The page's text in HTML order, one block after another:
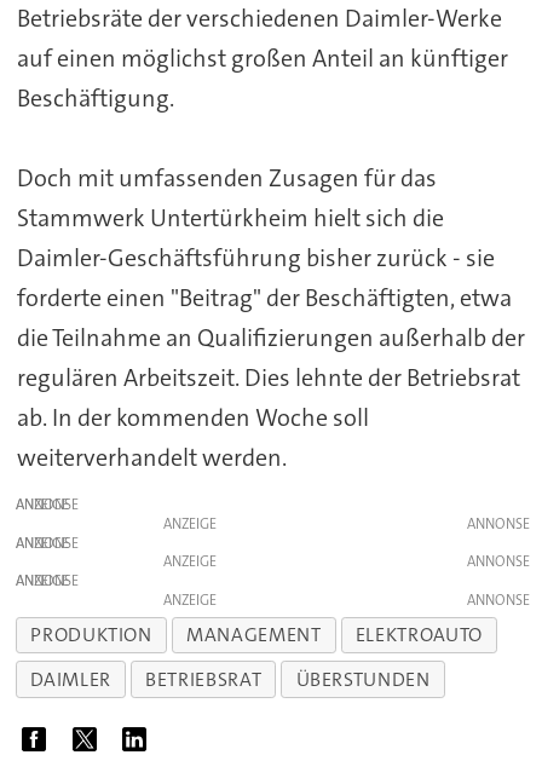
Betriebsräte der verschiedenen Daimler-Werke
auf einen möglichst großen Anteil an künftiger
Beschäftigung.
Doch mit umfassenden Zusagen für das
Stammwerk Untertürkheim hielt sich die
Daimler-Geschäftsführung bisher zurück - sie
forderte einen "Beitrag" der Beschäftigten, etwa
die Teilnahme an Qualifizierungen außerhalb der
regulären Arbeitszeit. Dies lehnte der Betriebsrat
ab. In der kommenden Woche soll
weiterverhandelt werden.
ANZEIGE
ANZEIGE
ANZEIGE
ANZEIGE
ANZEIGE
ANZEIGE
PRODUKTION MANAGEMENT
ELEKTROAUTO
DAIMLER
BETRIEBSRAT ÜBERSTUNDEN